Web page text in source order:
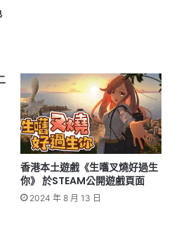
香港本土遊戲《生嚿叉燒好過生
你》 於STEAM公開遊戲頁面
2024 年 8 月 13 日